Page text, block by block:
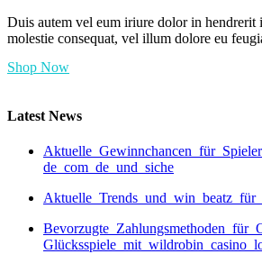
Duis autem vel eum iriure dolor in hendrerit
molestie consequat, vel illum dolore eu
Shop Now
Latest News
de_com_de_und_siche